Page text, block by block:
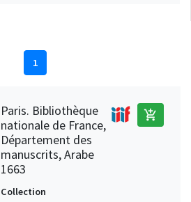
1
Paris. Bibliothèque
nationale de France,
Département des
manuscrits, Arabe
1663
add_shopping_cart
Collection